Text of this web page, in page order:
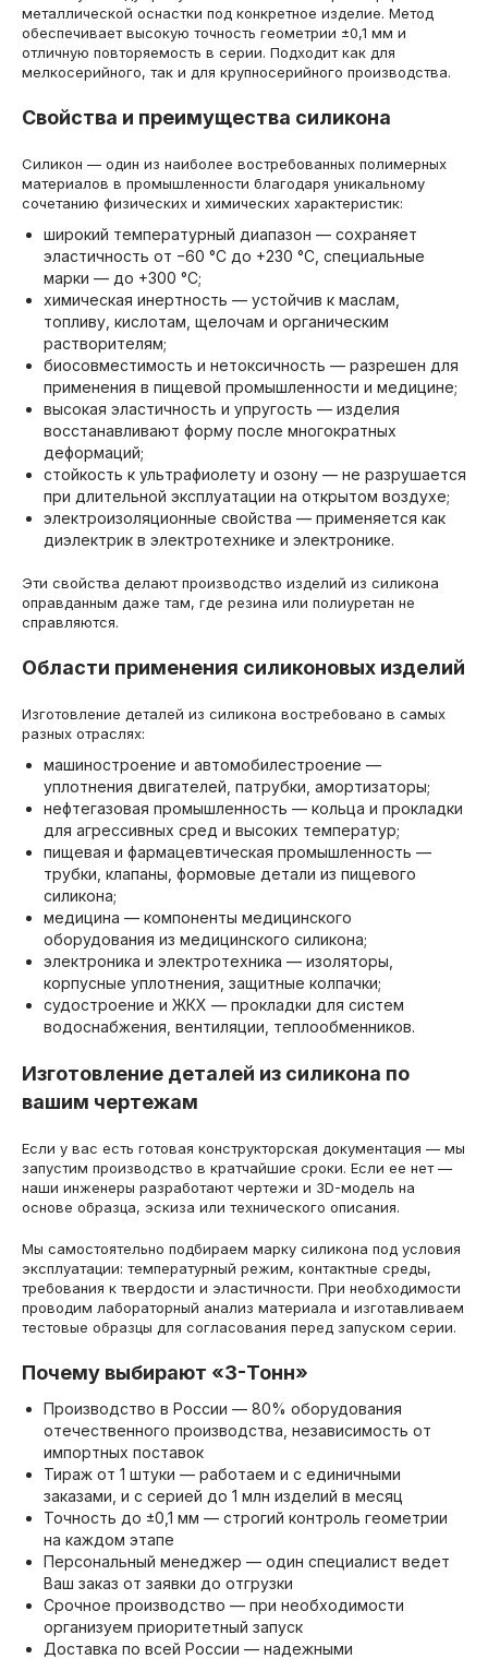
металлической оснастки под конкретное изделие. Метод
обеспечивает высокую точность геометрии ±0,1 мм и
отличную повторяемость в серии. Подходит как для
мелкосерийного, так и для крупносерийного производства.
Свойства и преимущества силикона
Силикон — один из наиболее востребованных полимерных
материалов в промышленности благодаря уникальному
сочетанию физических и химических характеристик:
широкий температурный диапазон — сохраняет
эластичность от −60 °C до +230 °C, специальные
марки — до +300 °C;
химическая инертность — устойчив к маслам,
топливу, кислотам, щелочам и органическим
растворителям;
биосовместимость и нетоксичность — разрешен для
применения в пищевой промышленности и медицине;
высокая эластичность и упругость — изделия
восстанавливают форму после многократных
деформаций;
стойкость к ультрафиолету и озону — не разрушается
при длительной эксплуатации на открытом воздухе;
электроизоляционные свойства — применяется как
диэлектрик в электротехнике и электронике.
Эти свойства делают производство изделий из силикона
оправданным даже там, где резина или полиуретан не
справляются.
Области применения силиконовых изделий
Изготовление деталей из силикона востребовано в самых
разных отраслях:
машиностроение и автомобилестроение —
уплотнения двигателей, патрубки, амортизаторы;
нефтегазовая промышленность — кольца и прокладки
для агрессивных сред и высоких температур;
пищевая и фармацевтическая промышленность —
трубки, клапаны, формовые детали из пищевого
силикона;
медицина — компоненты медицинского
оборудования из медицинского силикона;
электроника и электротехника — изоляторы,
корпусные уплотнения, защитные колпачки;
судостроение и ЖКХ — прокладки для систем
водоснабжения, вентиляции, теплообменников.
Изготовление деталей из силикона по
вашим чертежам
Если у вас есть готовая конструкторская документация — мы
запустим производство в кратчайшие сроки. Если ее нет —
наши инженеры разработают чертежи и 3D-модель на
основе образца, эскиза или технического описания.
Мы самостоятельно подбираем марку силикона под условия
эксплуатации: температурный режим, контактные среды,
требования к твердости и эластичности. При необходимости
проводим лабораторный анализ материала и изготавливаем
тестовые образцы для согласования перед запуском серии.
Почему выбирают «3-Тонн»
Производство в России — 80% оборудования
отечественного производства, независимость от
импортных поставок
Тираж от 1 штуки — работаем и с единичными
заказами, и с серией до 1 млн изделий в месяц
Точность до ±0,1 мм — строгий контроль геометрии
на каждом этапе
Персональный менеджер — один специалист ведет
Ваш заказ от заявки до отгрузки
Срочное производство — при необходимости
организуем приоритетный запуск
Доставка по всей России — надежными